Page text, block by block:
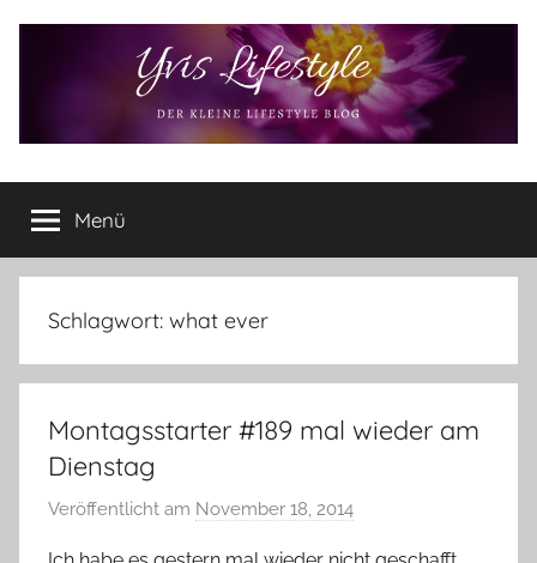
Yvis
Lifestyle
Lifestyle
Blog
–
Lifestyle,
Produkttests
vieles
mehr
Menü
Schlagwort: what ever
Montagsstarter #189 mal wieder am
Dienstag
Veröffentlicht am November 18, 2014